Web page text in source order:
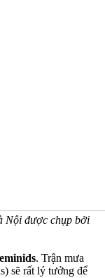
Nội được chụp bởi
. Trận mưa
sẽ rất lý tưởng để